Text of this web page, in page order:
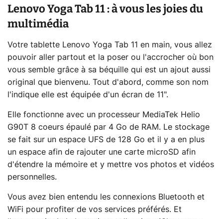
Lenovo Yoga Tab 11 : à vous les joies du
multimédia
Votre tablette Lenovo Yoga Tab 11 en main, vous allez
pouvoir aller partout et la poser ou l'accrocher où bon
vous semble grâce à sa béquille qui est un ajout aussi
original que bienvenu. Tout d'abord, comme son nom
l'indique elle est équipée d'un écran de 11".
Elle fonctionne avec un processeur MediaTek Helio
G90T 8 coeurs épaulé par 4 Go de RAM. Le stockage
se fait sur un espace UFS de 128 Go et il y a en plus
un espace afin de rajouter une carte microSD afin
d'étendre la mémoire et y mettre vos photos et vidéos
personnelles.
Vous avez bien entendu les connexions Bluetooth et
WiFi pour profiter de vos services préférés. Et